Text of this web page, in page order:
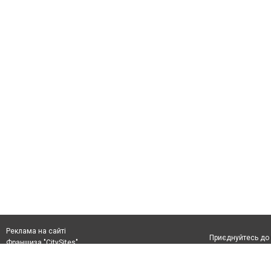
Реклама на сайті
Франшиза "CitySites"
Приєднуйтесь до